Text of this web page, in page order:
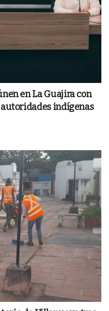
en La Guajira con
indígenas